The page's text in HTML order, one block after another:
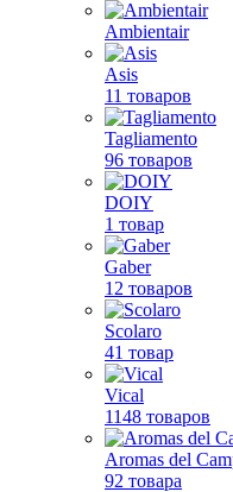
Ambientair
Asis
11 товаров
Tagliamento
96 товаров
DOIY
1 товар
Gaber
12 товаров
Scolaro
41 товар
Vical
1148 товаров
Aromas del
92 товара